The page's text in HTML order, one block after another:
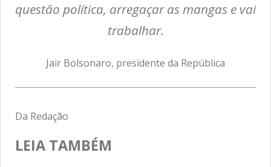
questão política, arregaçar as mangas e vai
trabalhar.
Jair Bolsonaro, presidente da República
Da Redação
LEIA TAMBÉM